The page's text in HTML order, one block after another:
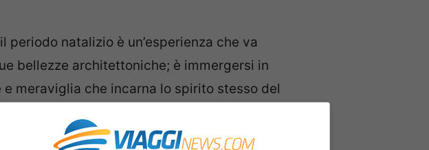
natalizio è un’esperienza che va
bellezze architettoniche; è immergersi in
meraviglia che incarna lo spirito stesso del
festivi prendono vita tra luci scintillanti
visitatori ricordi indimenticabili. C’è